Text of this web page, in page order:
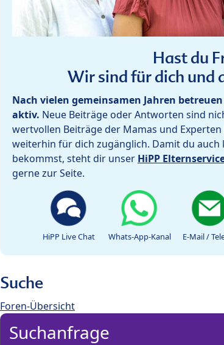
Hast du
Wir sind für dich und
Nach vielen gemeinsamen Jahren
aktiv. Neue Beiträge oder Antworten sind
wertvollen Beiträge der Mamas und
weiterhin für dich zugänglich. Damit du
bekommst, steht dir unser HiPP
gerne zur Seite.
HiPP Live Chat Whats-App-Kanal E-Mail /
Suche
Foren-Übersicht
Suchanfrage